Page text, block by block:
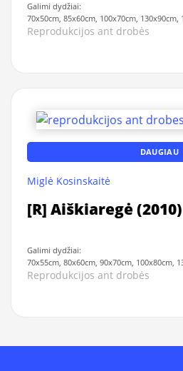
Galimi dydžiai:
70x50cm, 85x60cm, 100x70cm, 130x90cm,
Reprodukcijos ant drobės
DAUGIAU
Miglė Kosinskaitė
[R] Aiškiaregė (2010)
Galimi dydžiai:
70x55cm, 80x60cm, 90x70cm, 100x80cm,
Reprodukcijos ant drobės